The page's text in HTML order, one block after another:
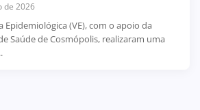
de 2026
Epidemiológica (VE), com o apoio da
Saúde de Cosmópolis, realizaram uma